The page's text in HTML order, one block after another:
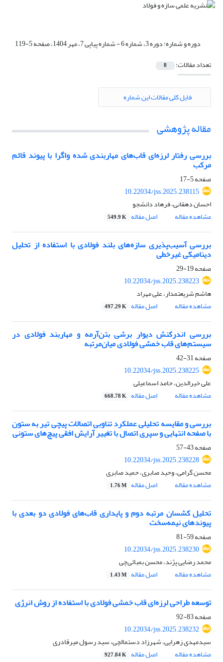
دوره و شماره:دوره 3، شماره 6 - شماره پیاپی 7، مهر 1404، صفحه 5-119
تعداد مقالات:
8
فایل کلی مقالات این شماره
مقاله پژوهشی
بررسی رفتار لرزه‌ای قاب‌های مهاربندی شده واگرا با پیوند قائم
مرکب
صفحه5-17
10.22034/jss.2025.238115
احسان دهقانی، فرهاد دانشجو
مشاهده مقاله
اصل مقاله 549.9 K
بررسی آسیب‌پذیری سازه‌های بلند فولادی با استفاده از تحلیل
دینامیکی غیرخطی
صفحه19-29
10.22034/jss.2025.238223
هاشم شریعتمدار، علی مهراد
مشاهده مقاله
اصل مقاله 497.29 K
بررسی اندرکنش دیوار برشی بتن‌آرمه و مهاربند فولادی در
سیستم‌های قاب خمشی فولادی میان‌مرتبه
صفحه31-42
10.22034/jss.2025.238225
علی خیرالدین، حامد اسماعیلی
مشاهده مقاله
اصل مقاله 668.78 K
بررسی و مقایسه تحلیلی عملکرد تناوبی اتصالات پیچی تیر به ستون
با صفحه انتهایی و سپری اتصال با تغییر آرایش افقی پیچ‌های ستونی
صفحه43-57
10.22034/jss.2025.238228
محسن گرامی، وحید صابری، حمید صابری
مشاهده مقاله
اصل مقاله 1.76 M
تحلیل کشسان مرتبه دوم و پایداری قاب‌های فولادی دو بعدی با
پیوندهای نیمه‌سخت
صفحه59-81
10.22034/jss.2025.238230
محمد رضایی پژند، محسن بمبائی‌چی
مشاهده مقاله
اصل مقاله 1.43 M
توسعه طراحی لرزه‌ای قاب خمشی فولادی با استفاده از روش انرژی
صفحه83-92
10.22034/jss.2025.238232
سیدمهدی زهرایی، شهرزاد دستمالچی، سید رسول میرقادری
مشاهده مقاله
اصل مقاله 927.84 K